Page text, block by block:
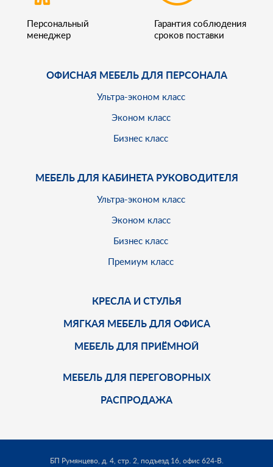
Персональный
менеджер
Гарантия соблюдения
сроков поставки
ОФИСНАЯ МЕБЕЛЬ ДЛЯ ПЕРСОНАЛА
Ультра-эконом класс
Эконом класс
Бизнес класс
МЕБЕЛЬ ДЛЯ КАБИНЕТА РУКОВОДИТЕЛЯ
Ультра-эконом класс
Эконом класс
Бизнес класс
Премиум класс
КРЕСЛА И СТУЛЬЯ
МЯГКАЯ МЕБЕЛЬ ДЛЯ ОФИСА
МЕБЕЛЬ ДЛЯ ПРИЁМНОЙ
МЕБЕЛЬ ДЛЯ ПЕРЕГОВОРНЫХ
РАСПРОДАЖА
БП Румянцево, д. 4, стр. 2, подъезд 16, офис 624-В.